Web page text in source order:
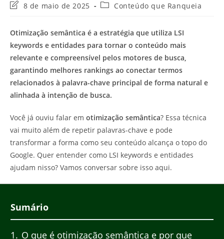
Última
post:
8 de maio de 2025
Categoria
Conteúdo que Ranqueia
Otimização semântica é a estratégia que utiliza LSI
keywords e entidades para tornar o conteúdo mais
relevante e compreensível pelos motores de busca,
garantindo melhores rankings ao conectar termos
relacionados à palavra-chave principal de forma natural e
alinhada à intenção de busca.
Você já ouviu falar em otimização semântica? Essa técnica
vai muito além de repetir palavras-chave e pode
transformar a forma como seu conteúdo alcança o topo do
Google. Quer entender como LSI keywords e entidades
ajudam nisso? Vamos conversar sobre isso aqui.
Sumário
1
O que é otimização semântica e por que